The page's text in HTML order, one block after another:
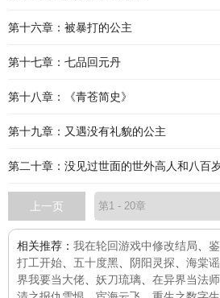
第十六章：被暴打的公主
第十七章：七品回元丹
第十八章：《青苍简史》
第十九章：又遇没有礼貌的公主
第二十章：没见过世面的世外高人和八百
上一页
相关推荐： 我在轮回游戏中修改结局
打工开始
五十度黑 阴阳灵探 海棠谣
界我要当大佬
妖刀琉璃 在异界当法